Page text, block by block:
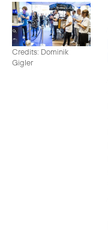
Credits: Dominik
Gigler